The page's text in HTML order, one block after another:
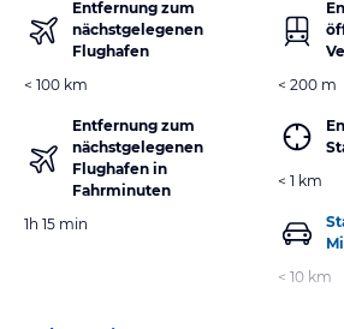
Entfernung zum
nächstgelegenen
Flughafen
< 100 km
Entfernung zum
nächstgelegenen
Flughafen in
Fahrminuten
1h 15 min
< 200 m
< 1 km
< 10 km